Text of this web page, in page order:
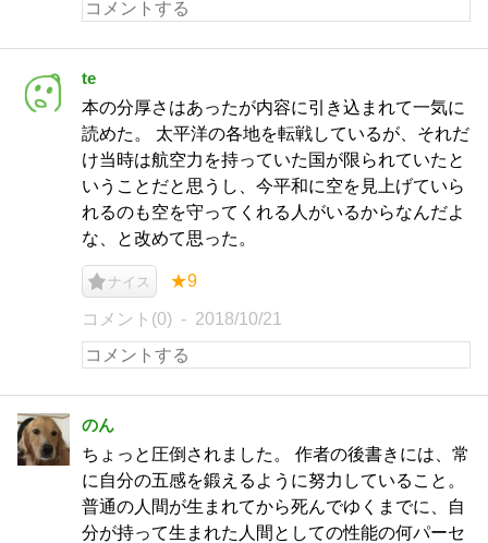
te
本の分厚さはあったが内容に引き込まれて一気に
読めた。 太平洋の各地を転戦しているが、それだ
け当時は航空力を持っていた国が限られていたと
いうことだと思うし、今平和に空を見上げていら
れるのも空を守ってくれる人がいるからなんだよ
な、と改めて思った。
ナイス ★9
コメント(0) 2018/10/21
のん
ちょっと圧倒されました。 作者の後書きには、常
に自分の五感を鍛えるように努力していること。
普通の人間が生まれてから死んでゆくまでに、自
分が持って生まれた人間としての性能の何パーセ